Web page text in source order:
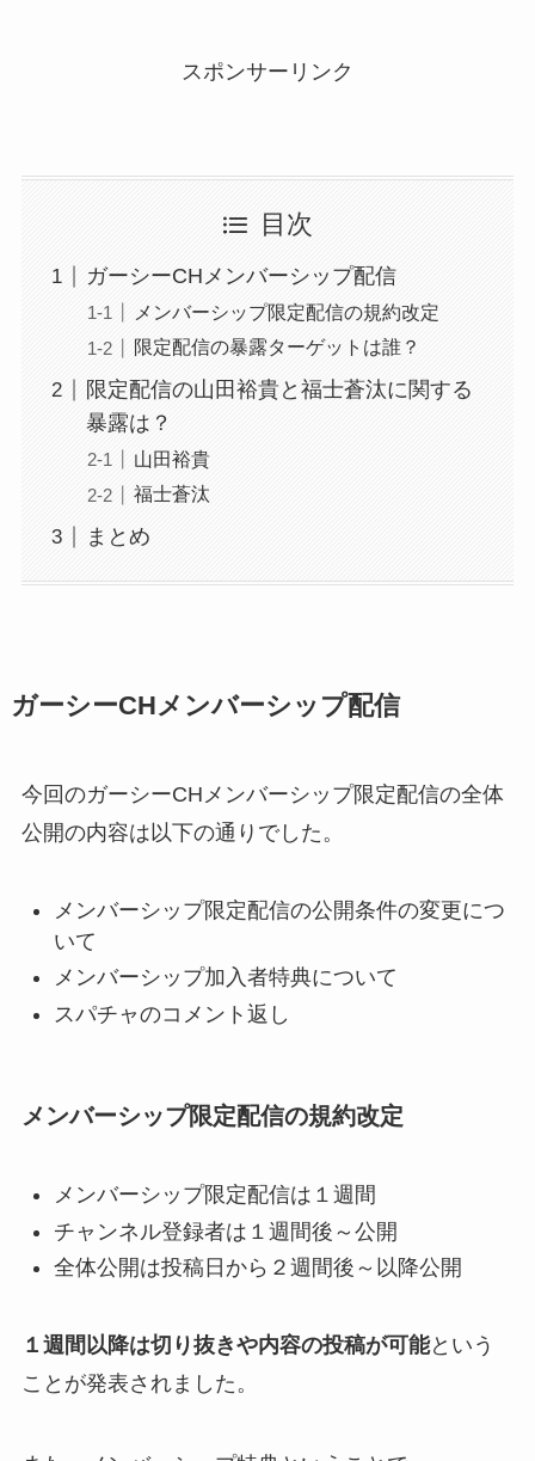
スポンサーリンク
目次
ガーシーCHメンバーシップ配信
メンバーシップ限定配信の規約改定
限定配信の暴露ターゲットは誰？
限定配信の山田裕貴と福士蒼汰に関する
暴露は？
山田裕貴
福士蒼汰
まとめ
ガーシーCHメンバーシップ配信
今回のガーシーCHメンバーシップ限定配信の全体
公開の内容は以下の通りでした。
メンバーシップ限定配信の公開条件の変更につ
いて
メンバーシップ加入者特典について
スパチャのコメント返し
メンバーシップ限定配信の規約改定
メンバーシップ限定配信は１週間
チャンネル登録者は１週間後～公開
全体公開は投稿日から２週間後～以降公開
１週間以降は切り抜きや内容の投稿が可能という
ことが発表されました。